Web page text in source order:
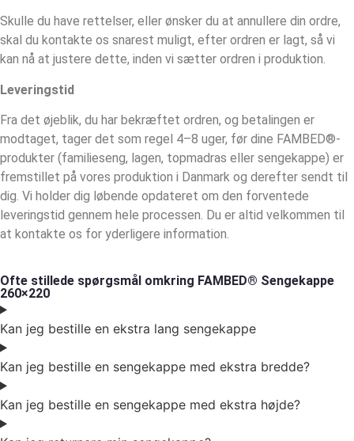
Skulle du have rettelser, eller ønsker du at annullere din ordre,
skal du kontakte os snarest muligt, efter ordren er lagt, så vi
kan nå at justere dette, inden vi sætter ordren i produktion.
Leveringstid
Fra det øjeblik, du har bekræftet ordren, og betalingen er
modtaget, tager det som regel 4–8 uger, før dine FAMBED®-
produkter (familieseng, lagen, topmadras eller sengekappe) er
fremstillet på vores produktion i Danmark og derefter sendt til
dig. Vi holder dig løbende opdateret om den forventede
leveringstid gennem hele processen. Du er altid velkommen til
at kontakte os for yderligere information.
Ofte stillede spørgsmål omkring FAMBED® Sengekappe
260×220
Kan jeg bestille en ekstra lang sengekappe
Kan jeg bestille en sengekappe med ekstra bredde?
Kan jeg bestille en sengekappe med ekstra højde?